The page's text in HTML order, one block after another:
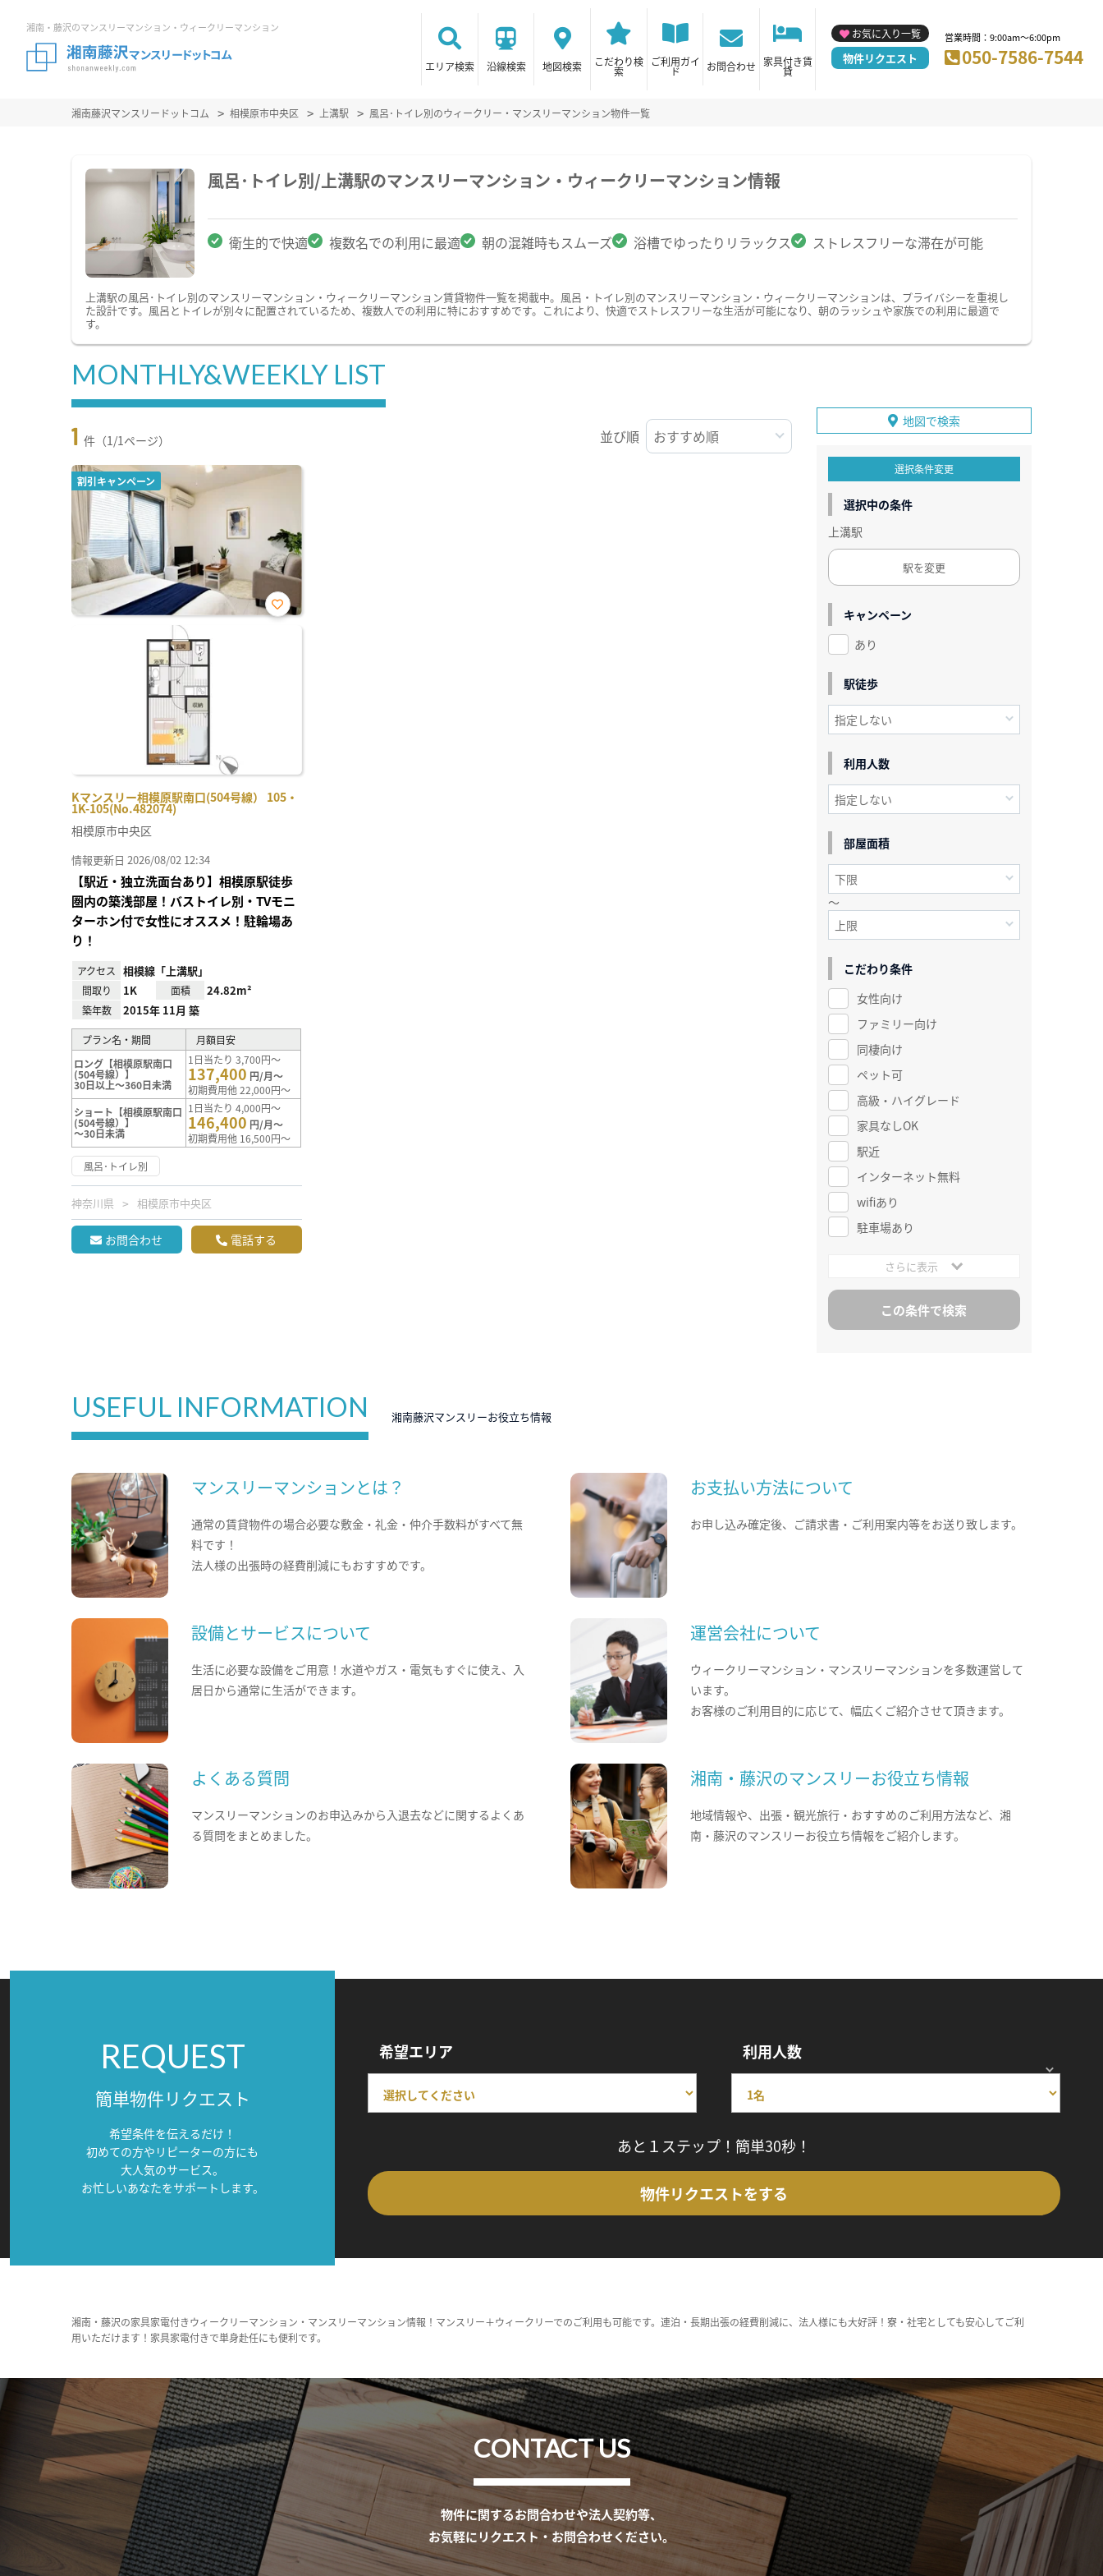
湘南・藤沢のマンスリーマンション・ウィークリーマンション
エリア検索 沿線検索 地図検索 こだわり検
索
ご利用ガイ
ド お問合わせ 家具付き賃
貸
お気に入り一覧
物件リクエスト
営業時間：9:00am～6:00pm
050-7586-7544
湘南藤沢マンスリードットコム 相模原市中央区 上溝駅 風呂･トイレ別のウィークリー・マンスリーマンション物件一覧
風呂･トイレ別/上溝駅のマンスリーマンション・ウィークリーマンション情報
衛生的で快適 複数名での利用に最適 朝の混雑時もスムーズ 浴槽でゆったりリラックス ストレスフリーな滞在が可能
上溝駅の風呂･トイレ別のマンスリーマンション・ウィークリーマンション賃貸物件一覧を掲載中。風呂・トイレ別のマンスリーマンション・ウィークリーマンションは、プライバシーを重視し
た設計です。風呂とトイレが別々に配置されているため、複数人での利用に特におすすめです。これにより、快適でストレスフリーな生活が可能になり、朝のラッシュや家族での利用に最適で
す。
MONTHLY&WEEKLY LIST
1 件（1/1ページ） 並び順
割引キャンペーン
Kマンスリー相模原駅南口(504号線） 105・
1K-105(No.482074)
お気
相模原市中央区
情報更新日 2026/08/02 12:34
【駅近・独立洗面台あり】相模原駅徒歩
圏内の築浅部屋！バストイレ別・TVモニ
ターホン付で女性にオススメ！駐輪場あ
り！
アクセス 相模線「上溝駅」
間取り 1K 面積 24.82m²
築年数 2015年 11月 築
プラン名・期間
月額目安
ロング【相模原駅南口
(504号線）】
30日以上～360日未満
1日当たり 3,700円～
137,400 円/月～
初期費用他 22,000円～
ショート【相模原駅南口
(504号線）】
～30日未満
1日当たり 4,000円～
146,400 円/月～
初期費用他 16,500円～
風呂･トイレ別
神奈川県 相模原市中央区
お問合わせ 電話する
地図で検索
選択条件変更
選択中の条件
上溝駅
駅を変更
キャンペーン
あり
駅徒歩
利用人数
部屋面積
～
こだわり条件
女性向け
ファミリー向け
同棲向け
ペット可
高級・ハイグレード
家具なしOK
駅近
インターネット無料
wifiあり
駐車場あり
さらに表示
USEFUL INFORMATION 湘南藤沢マンスリーお役立ち情報
マンスリーマンションとは？
通常の賃貸物件の場合必要な敷金・礼金・仲介手数料がすべて無
料です！
法人様の出張時の経費削減にもおすすめです。
お支払い方法について
お申し込み確定後、ご請求書・ご利用案内等をお送り致します。
設備とサービスについて
生活に必要な設備をご用意！水道やガス・電気もすぐに使え、入
居日から通常に生活ができます。
運営会社について
ウィークリーマンション・マンスリーマンションを多数運営して
います。
お客様のご利用目的に応じて、幅広くご紹介させて頂きます。
よくある質問
マンスリーマンションのお申込みから入退去などに関するよくあ
る質問をまとめました。
湘南・藤沢のマンスリーお役立ち情報
地域情報や、出張・観光旅行・おすすめのご利用方法など、湘
南・藤沢のマンスリーお役立ち情報をご紹介します。
REQUEST
簡単物件リクエスト
希望条件を伝えるだけ！
初めての方やリピーターの方にも
大人気のサービス。
お忙しいあなたをサポートします。
希望エリア 利用人数
あと１ステップ！簡単30秒！
物件リクエストをする
湘南・藤沢の家具家電付きウィークリーマンション・マンスリーマンション情報！マンスリー＋ウィークリーでのご利用も可能です。連泊・長期出張の経費削減に、法人様にも大好評！寮・社宅としても安心してご利
用いただけます！家具家電付きで単身赴任にも便利です。
CONTACT US
物件に関するお問合わせや法人契約等、
お気軽にリクエスト・お問合わせください。